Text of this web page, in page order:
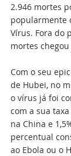
2.946 mortes
popularmente
Vírus. Fora do
mortes chegou
Com o seu
de Hubei, no
o vírus já foi
com a sua
na China e
percentual
ao Ebola ou o